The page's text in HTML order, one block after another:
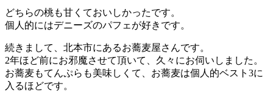
どちらの桃も甘くておいしかったです。
個人的にはデニーズのパフェが好きです。
続きまして、北本市にあるお蕎麦屋さんです。
2年ほど前にお邪魔させて頂いて、久々にお伺いしました。
お蕎麦もてんぷらも美味しくて、お蕎麦は個人的ベスト3に
入るほどです。